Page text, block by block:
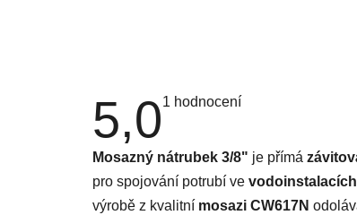
5,0Průměrné
5,0
z
5
hvězdiček.
1 hodnocení
Mosazný nátrubek 3/8" je přímá
pro spojování potrubí ve
výrobě z kvalitní mosazi CW617N